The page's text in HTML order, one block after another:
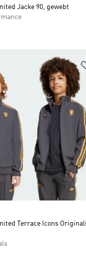
Jacke 90, gewebt
Terrace Icons